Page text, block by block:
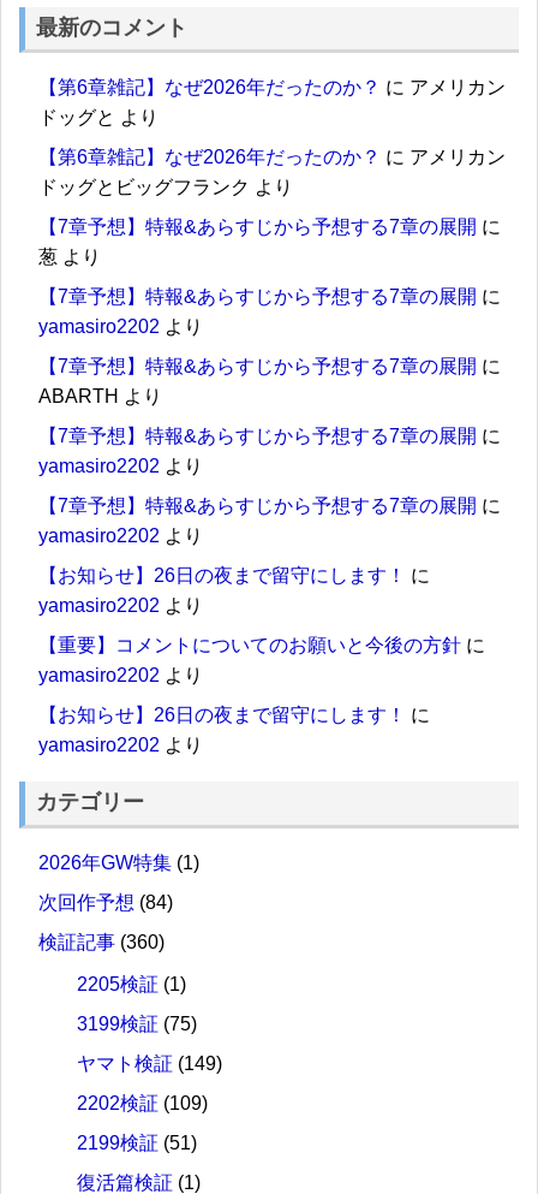
最新のコメント
【第6章雑記】なぜ2026年だったのか？ に アメリカン
ドッグと より
【第6章雑記】なぜ2026年だったのか？ に アメリカン
ドッグとビッグフランク より
【7章予想】特報&あらすじから予想する7章の展開 に
葱 より
【7章予想】特報&あらすじから予想する7章の展開 に
yamasiro2202 より
【7章予想】特報&あらすじから予想する7章の展開 に
ABARTH より
【7章予想】特報&あらすじから予想する7章の展開 に
yamasiro2202 より
【7章予想】特報&あらすじから予想する7章の展開 に
yamasiro2202 より
【お知らせ】26日の夜まで留守にします！
に
yamasiro2202 より
【重要】コメントについてのお願いと今後の方針 に
yamasiro2202 より
【お知らせ】26日の夜まで留守にします！
に
yamasiro2202 より
カテゴリー
2026年GW特集 (1)
次回作予想 (84)
検証記事 (360)
2205検証 (1)
3199検証 (75)
ヤマト検証 (149)
2202検証 (109)
2199検証 (51)
復活篇検証 (1)